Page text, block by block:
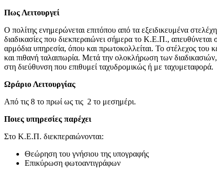
Πως Λειτουργεί
Ο πολίτης ενημερώνεται επιτόπου από τα εξειδικευμένα
διαδικασίες που διεκπεραιώνει σήμερα το Κ.Ε.Π.,
αρμόδια υπηρεσία, όπου και πρωτοκολλείται. Το στέλεχος του
και πιθανή ταλαιπωρία. Μετά την ολοκλήρωση των
στη διεύθυνση που επιθυμεί ταχυδρομικώς ή με ταχυμεταφορά.
Ωράριο Λειτουργίας
Από τις 8 το πρωί ως τις 2 το μεσημέρι.
Ποιες υπηρεσίες παρέχει
Στο Κ.Ε.Π. διεκπεραιώνονται:
Θεώρηση του γνήσιου της υπογραφής
Επικύρωση φωτοαντιγράφων